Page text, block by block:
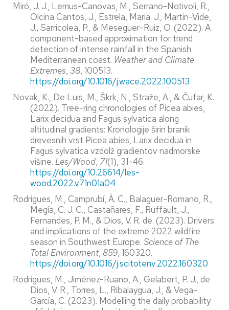
Miró, J. J., Lemus-Canovas, M., Serrano-Notivoli, R.,
Olcina Cantos, J., Estrela, Maria. J., Martin-Vide,
J., Sarricolea, P., & Meseguer-Ruiz, O. (2022). A
component-based approximation for trend
detection of intense rainfall in the Spanish
Mediterranean coast. Weather and Climate
Extremes, 38, 100513.
https://doi.org/10.1016/j.wace.2022.100513
Novak, K., De Luis, M., Škrk, N., Straže, A., & Čufar, K.
(2022). Tree-ring chronologies of Picea abies,
Larix decidua and Fagus sylvatica along
altitudinal gradients: Kronologije širin branik
drevesnih vrst Picea abies, Larix decidua in
Fagus sylvatica vzdolž gradientov nadmorske
višine. Les/Wood, 71(1), 31-46.
https://doi.org/10.26614/les-
wood.2022.v71n01a04
Rodrigues, M., Camprubí, À. C., Balaguer-Romano, R.,
Megía, C. J. C., Castañares, F., Ruffault, J.,
Fernandes, P. M., & Dios, V. R. de. (2023). Drivers
and implications of the extreme 2022 wildfire
season in Southwest Europe. Science of The
Total Environment, 859, 160320.
https://doi.org/10.1016/j.scitotenv.2022.160320
Rodrigues, M., Jiménez-Ruano, A., Gelabert, P. J., de
Dios, V. R., Torres, L., Ribalaygua, J., & Vega-
García, C. (2023). Modelling the daily probability